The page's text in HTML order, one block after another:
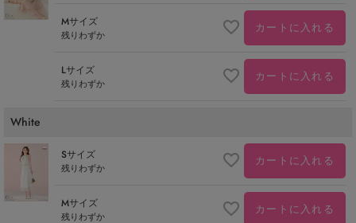
Mサイズ
残りわずか カートに入れる
Lサイズ
残りわずか カートに入れる
White
Sサイズ
残りわずか カートに入れる
Mサイズ
残りわずか カートに入れる